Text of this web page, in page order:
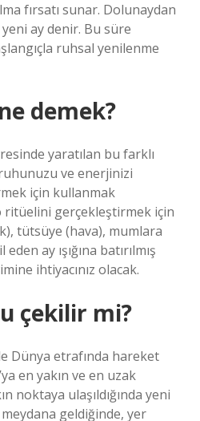
fırsatı sunar. Dolunaydan
ay denir. Bu süre
ruhsal yenilenme
demek?
yaratılan bu farklı
ve enerjinizi
için kullanmak
ritüelini gerçekleştirmek için
tütsüye (hava), mumlara
ay ışığına batırılmış
ihtiyacınız olacak.
çekilir mi?
Dünya etrafında hareket
en yakın ve en uzak
noktaya ulaşıldığında yeni
geldiğinde, yer